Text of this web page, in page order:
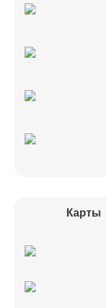
Карты